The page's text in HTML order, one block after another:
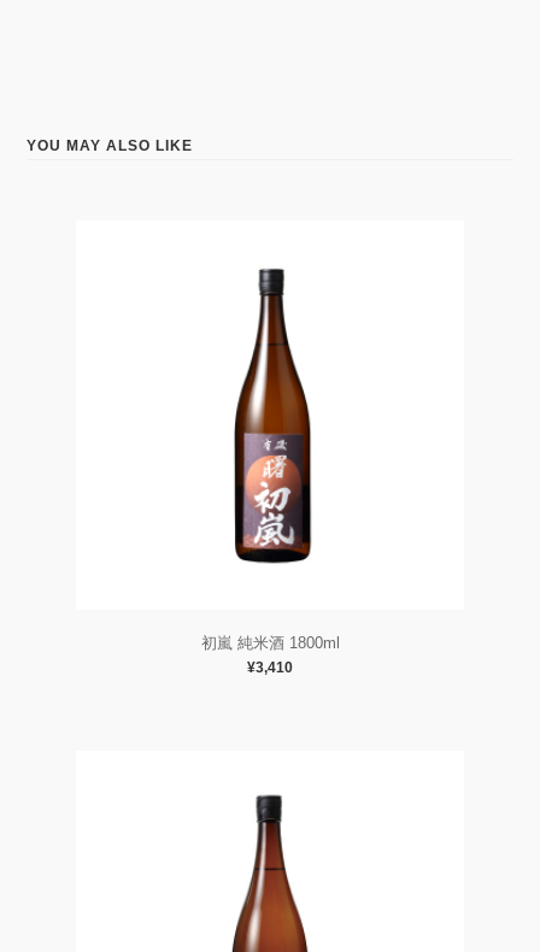
YOU MAY ALSO LIKE
初嵐 純米酒 1800ml
¥3,410